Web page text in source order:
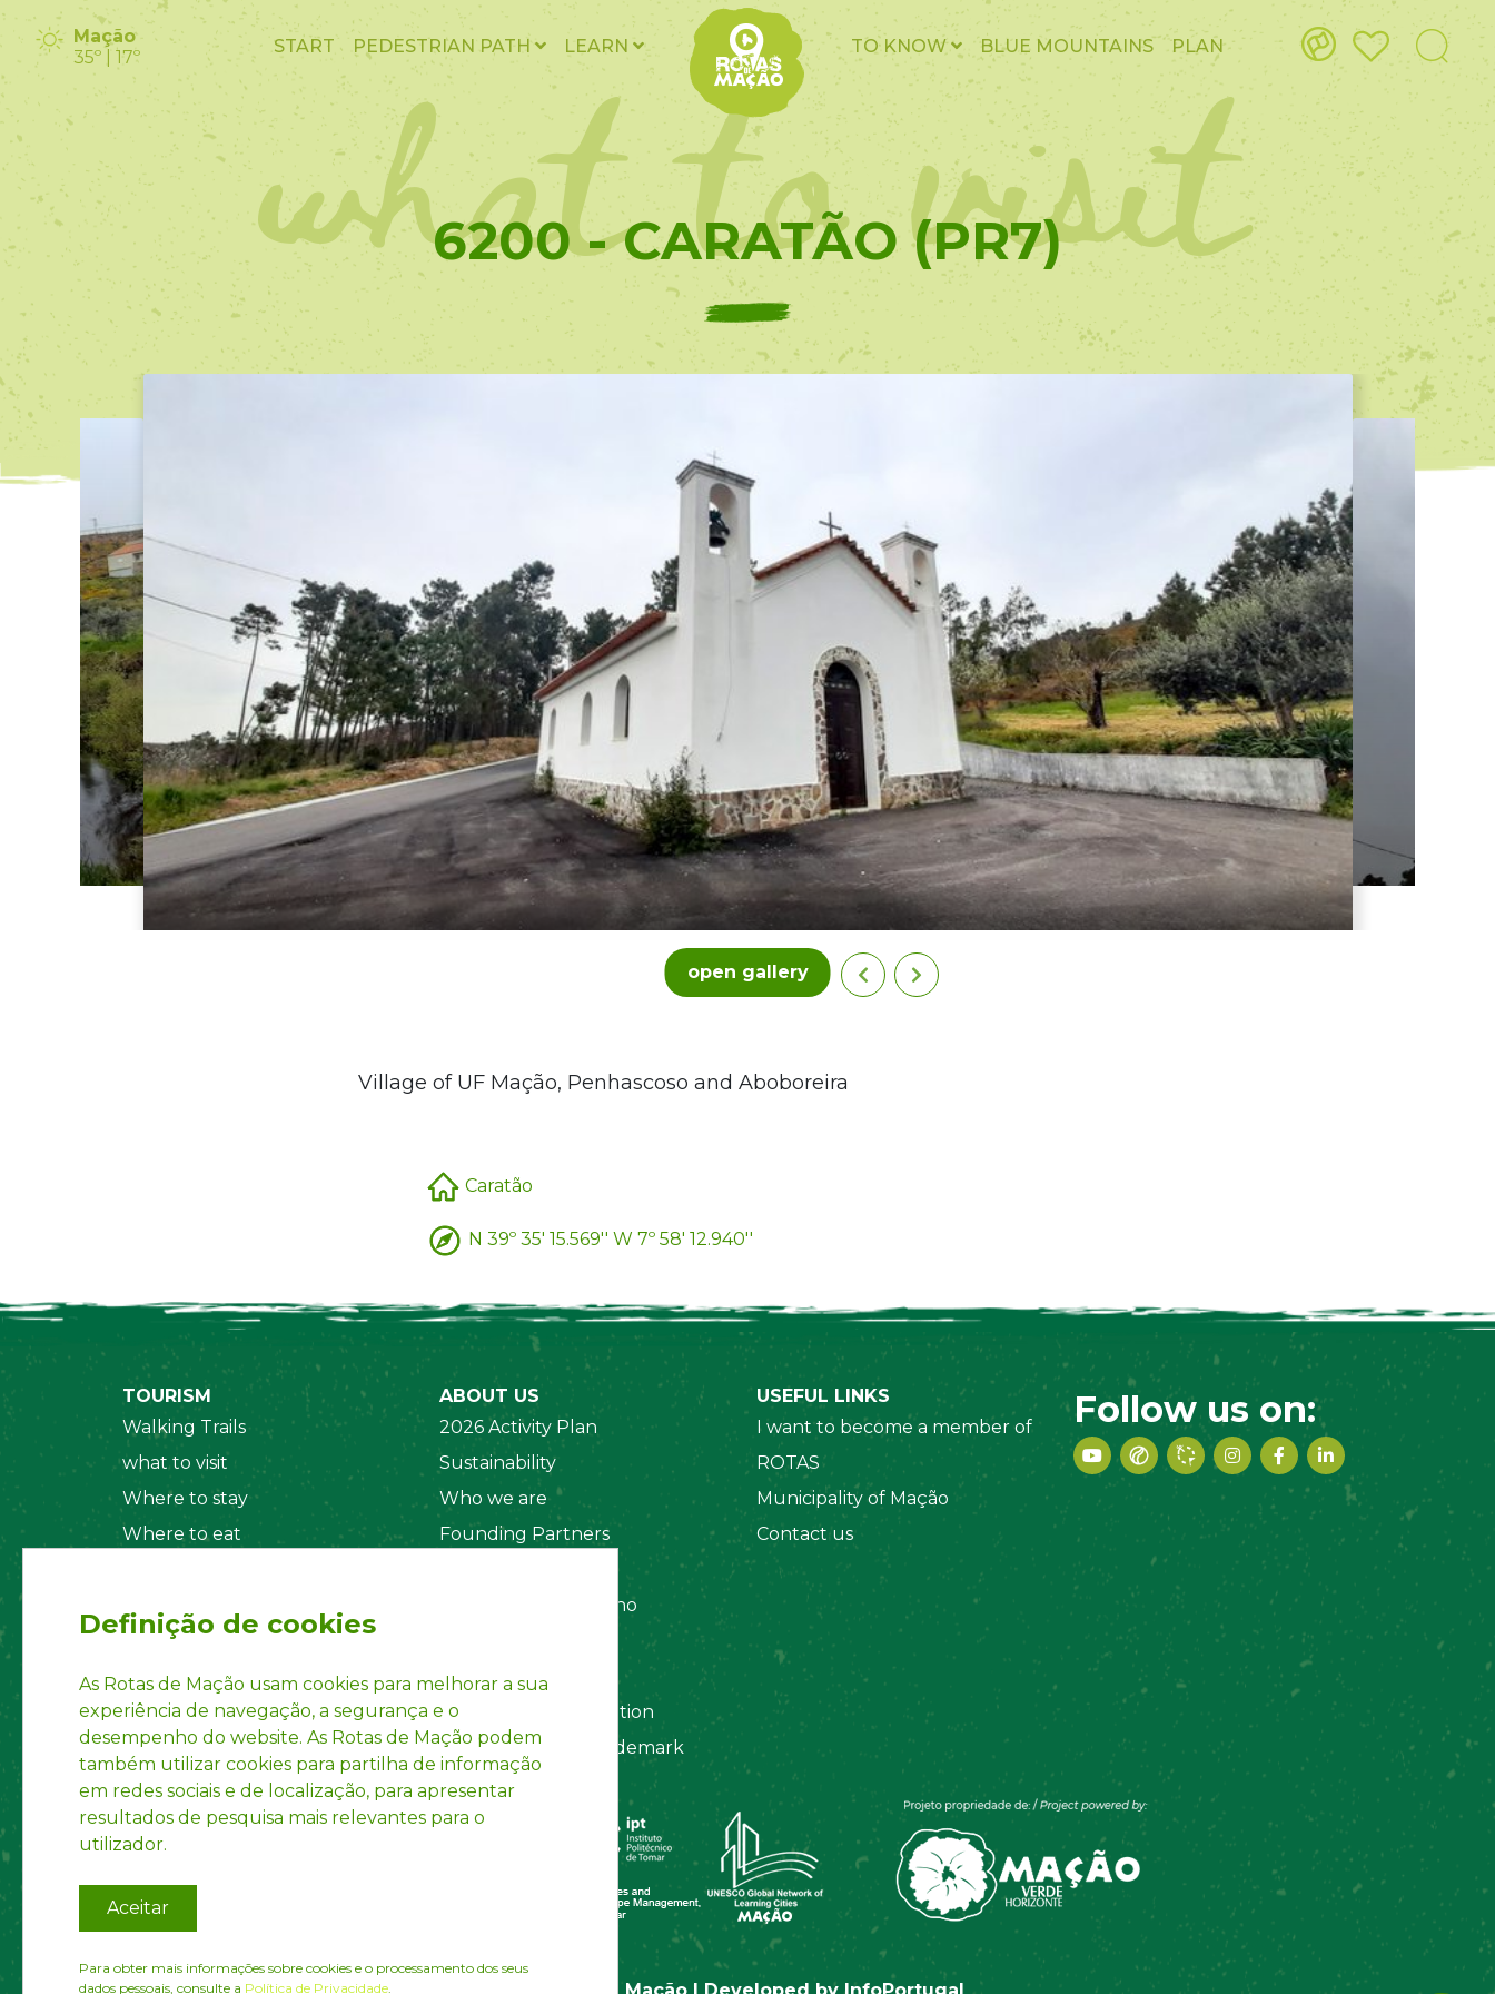
Mação
35º | 17º
START PEDESTRIAN PATH LEARN TO KNOW BLUE MOUNTAINS PLAN
what to visit
6200 - CARATÃO (PR7)
open gallery
Village of UF Mação, Penhascoso and Aboboreira
Caratão
N 39º 35' 15.569'' W 7º 58' 12.940''
TOURISM
Walking Trails
what to visit
Where to stay
Where to eat
ABOUT US
2026 Activity Plan
Sustainability
Who we are
Founding Partners
Regulamento Interno
Privacy Policy
Accounting Information
INPI Registered Trademark
USEFUL LINKS
I want to become a member of
ROTAS
Municipality of Mação
Contact us
Follow us on:
Definição de cookies
As Rotas de Mação usam cookies para melhorar a sua
experiência de navegação, a segurança e o
desempenho do website. As Rotas de Mação podem
também utilizar cookies para partilha de informação
em redes sociais e de localização, para apresentar
resultados de pesquisa mais relevantes para o
utilizador.
Aceitar
Para obter mais informações sobre cookies e o processamento dos seus
dados pessoais, consulte a Política de Privacidade.